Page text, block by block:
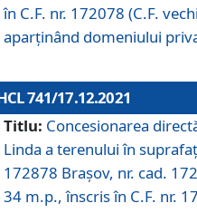
în C.F. nr. 172078 (C.F.
aparținând domeniului
741/17.12.2021
Titlu: Concesionarea
Linda a terenului în
172878 Brașov, nr. cad.
34 m.p., înscris în C.F. nr.